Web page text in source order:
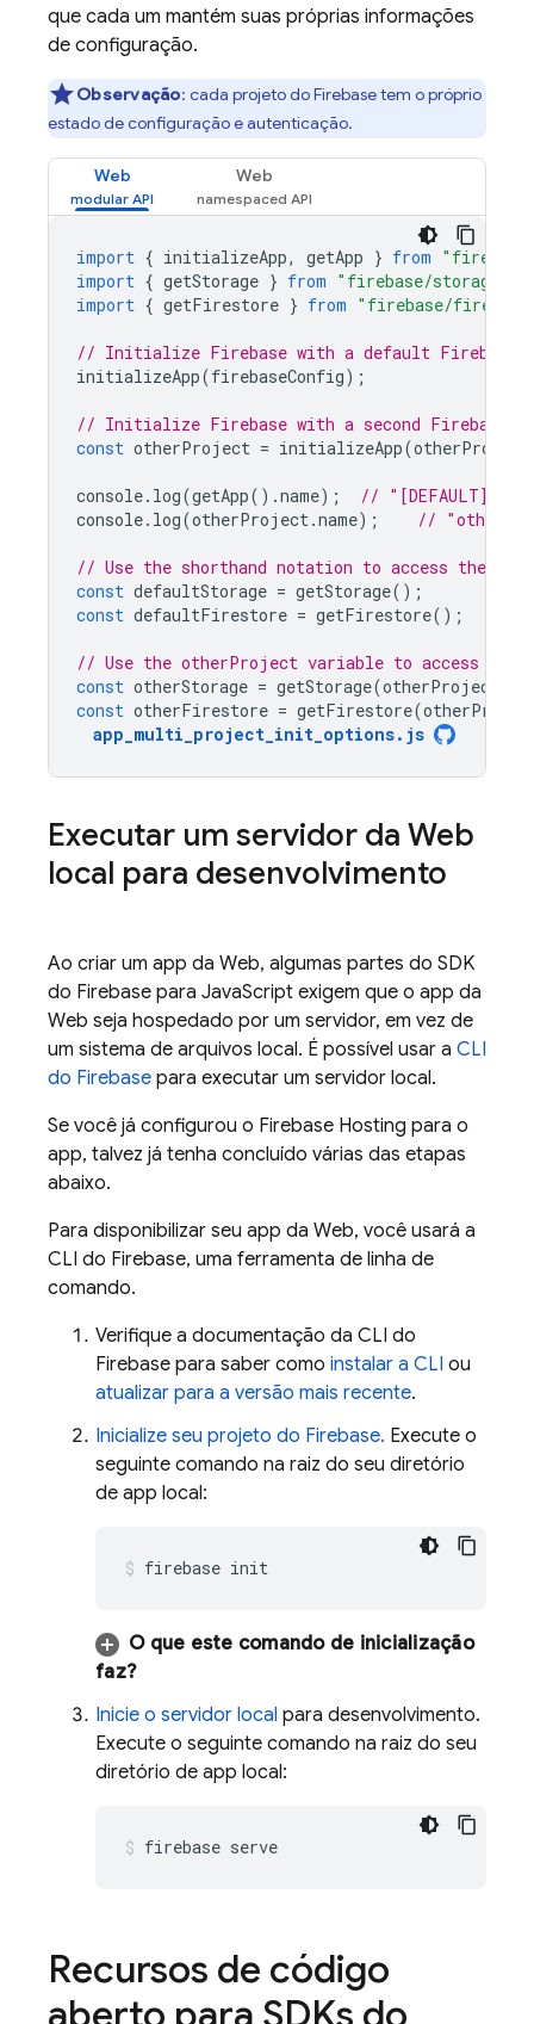
que cada um mantém suas próprias informações
de configuração.
Observação: cada projeto do Firebase tem o próprio
estado de configuração e autenticação.
Web Web
import { initializeApp, getApp } from
import { getStorage } from "firebase/storage"
import { getFirestore } from "firebase/
// Initialize Firebase with a default Firebase
initializeApp(firebaseConfig);
// Initialize Firebase with a second Firebase
const otherProject = initializeApp(
console. log(getApp().name);
// "[DEFAULT]"
console. log(otherProject.name); //
// Use the shorthand notation to access the
const defaultStorage = getStorage();
const defaultFirestore = getFirestore();
// Use the otherProject variable to access the
const otherStorage = getStorage(otherProject
const otherFirestore = getFirestore(
app_multi_project_init_options. js
Executar um servidor da Web
local para desenvolvimento
Ao criar um app da Web, algumas partes do SDK
do Firebase para JavaScript exigem que o app da
Web seja hospedado por um servidor, em vez de
um sistema de arquivos local. É possível usar a CLI
do Firebase para executar um servidor local.
Se você já configurou o Firebase Hosting para o
app, talvez já tenha concluído várias das etapas
abaixo.
Para disponibilizar seu app da Web, você usará a
CLI do Firebase, uma ferramenta de linha de
comando.
Verifique a documentação da CLI do
Firebase para saber como instalar a CLI ou
atualizar para a versão mais recente.
Inicialize seu projeto do Firebase. Execute o
seguinte comando na raiz do seu diretório
de app local:
firebase init
O que este comando de inicialização
faz?
Inicie o servidor local para desenvolvimento.
Execute o seguinte comando na raiz do seu
diretório de app local:
firebase serve
Recursos de código
aberto para SDKs do